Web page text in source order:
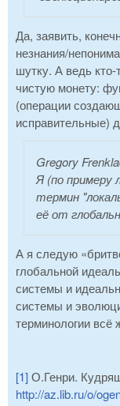
Да, заявить,
незнания/
шутку. А ведь
чистую монету:
(операции
исправительные)
Gregory
Я (по примеру
термин
её от
А я следую
глобальной
системы и
системы и
терминологии всё
[1] О.Генри.
http://az.lib.ru/o/